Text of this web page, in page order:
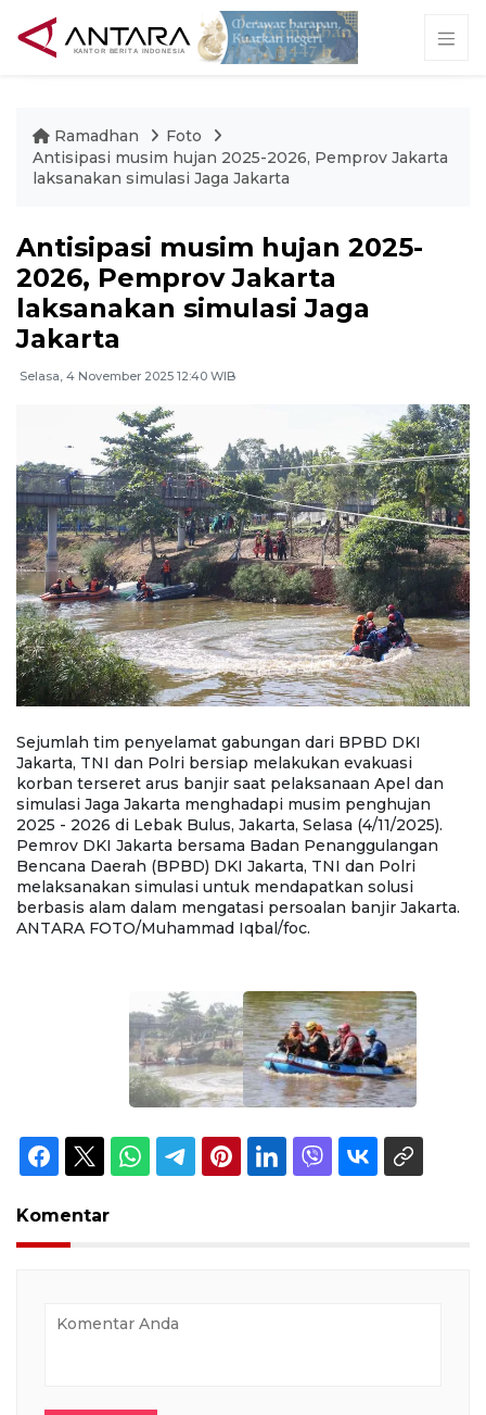
Ramadhan
Foto
Antisipasi musim hujan 2025-2026, Pemprov Jakarta
laksanakan simulasi Jaga Jakarta
Antisipasi musim hujan 2025-
2026, Pemprov Jakarta
laksanakan simulasi Jaga
Jakarta
Selasa, 4 November 2025 12:40 WIB
Sejumlah tim penyelamat gabungan dari BPBD DKI
Jakarta, TNI dan Polri bersiap melakukan evakuasi
korban terseret arus banjir saat pelaksanaan Apel dan
simulasi Jaga Jakarta menghadapi musim penghujan
2025 - 2026 di Lebak Bulus, Jakarta, Selasa (4/11/2025).
Pemrov DKI Jakarta bersama Badan Penanggulangan
Bencana Daerah (BPBD) DKI Jakarta, TNI dan Polri
melaksanakan simulasi untuk mendapatkan solusi
berbasis alam dalam mengatasi persoalan banjir Jakarta.
ANTARA FOTO/Muhammad Iqbal/foc.
Komentar